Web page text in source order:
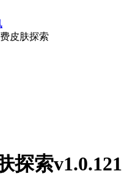
皮肤探索
探索v1.0.121